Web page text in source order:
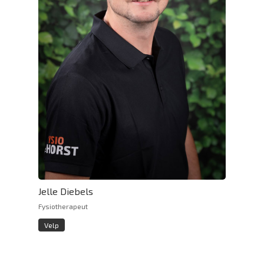
Jelle Diebels
Fysiotherapeut
Velp